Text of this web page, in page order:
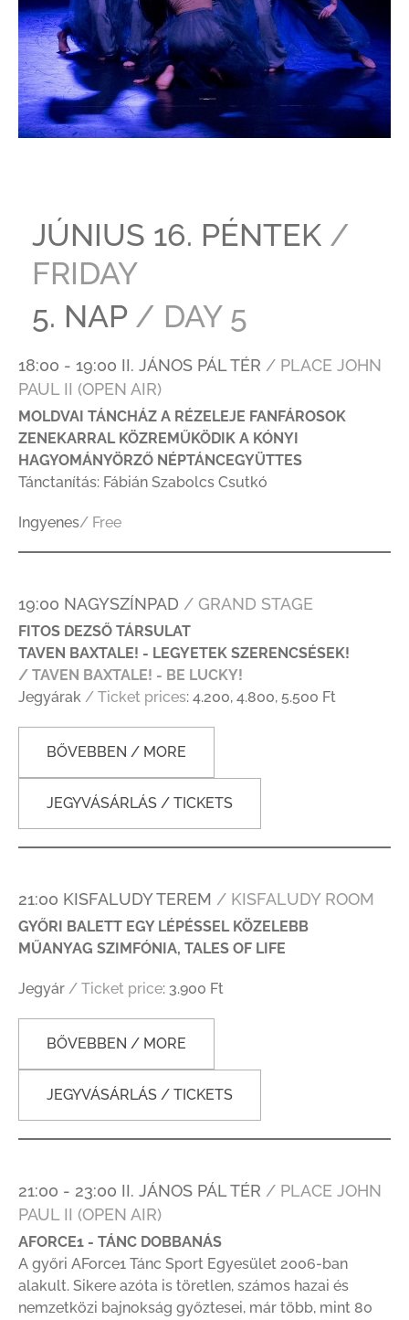
JÚNIUS 16. PÉNTEK /
FRIDAY
5. NAP / DAY 5
18:00 - 19:00 II. JÁNOS PÁL TÉR / PLACE JOHN
PAUL II (OPEN AIR)
MOLDVAI TÁNCHÁZ A RÉZELEJE FANFÁROSOK
ZENEKARRAL KÖZREMŰKÖDIK A KÓNYI
HAGYOMÁNYÖRZŐ NÉPTÁNCEGYÜTTES
Tánctanítás: Fábián Szabolcs Csutkó
Ingyenes/ Free
19:00 NAGYSZÍNPAD / GRAND STAGE
FITOS DEZSŐ TÁRSULAT
TAVEN BAXTALE! - LEGYETEK SZERENCSÉSEK!
/ TAVEN BAXTALE! - BE LUCKY!
Jegyárak / Ticket prices: 4.200, 4.800, 5.500 Ft
BŐVEBBEN / MORE
JEGYVÁSÁRLÁS / TICKETS
21:00 KISFALUDY TEREM / KISFALUDY ROOM
GYŐRI BALETT EGY LÉPÉSSEL KÖZELEBB
MŰANYAG SZIMFÓNIA, TALES OF LIFE
Jegyár / Ticket price: 3.900 Ft
BŐVEBBEN / MORE
JEGYVÁSÁRLÁS / TICKETS
21:00 - 23:00 II. JÁNOS PÁL TÉR / PLACE JOHN
PAUL II (OPEN AIR)
AFORCE1 - TÁNC DOBBANÁS
A győri AForce1 Tánc Sport Egyesület 2006-ban
alakult. Sikere azóta is töretlen, számos hazai és
nemzetközi bajnokság győztesei, már több, mint 80